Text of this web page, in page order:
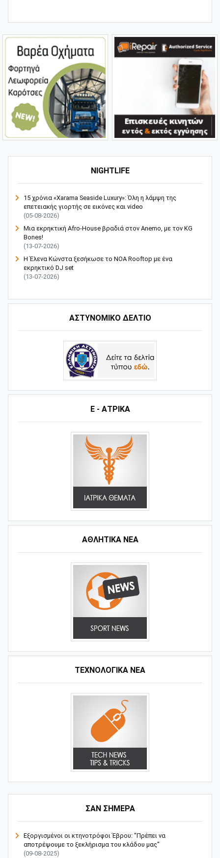
NIGHTLIFE
15 χρόνια «Xarama Seaside Luxury»: Όλη η λάμψη της
επετειακής γιορτής σε εικόνες και video
(05-08-2026)
Μια εκρηκτική Afro-House βραδιά στον Anemo, με τον KG
Bones!
(13-07-2026)
Η Έλενα Κώνστα ξεσήκωσε το NOA Rooftop με ένα
εκρηκτικό DJ set
(13-07-2026)
ΑΣΤΥΝΟΜΙΚΟ ΔΕΛΤΙΟ
Ε - ΑΤΡΙΚΑ
ΑΘΛΗΤΙΚΆ ΝΈΑ
ΤΕΧΝΟΛΟΓΙΚΑ ΝΕΑ
ΣΑΝ ΣΗΜΕΡΑ
Εξοργισμένοι οι κτηνοτρόφοι Έβρου: "Πρέπει να
αποτρέψουμε το ξεκλήρισμα του κλάδου μας"
(09-08-2025)